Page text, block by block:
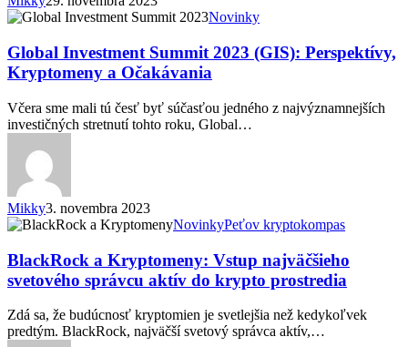
Global
Summit
2023
(GIS):
Kryptomeny
a
Očakávania
Novinky
Global Investment Summit 2023 (GIS): Perspektívy,
Kryptomeny a Očakávania
Včera sme mali tú česť byť súčasťou jedného z najvýznamnejších
investičných stretnutí tohto roku, Global…
Mikky3. novembra 2023
BlackRock
Kryptomeny:
Vstup
najväčšieho
svetového
správcu
aktív
NovinkyPeťov kryptokompas
BlackRock a Kryptomeny: Vstup najväčšieho
svetového správcu aktív do krypto prostredia
Zdá sa, že budúcnosť kryptomien je svetlejšia než kedykoľvek
predtým. BlackRock, najväčší svetový správca aktív,…